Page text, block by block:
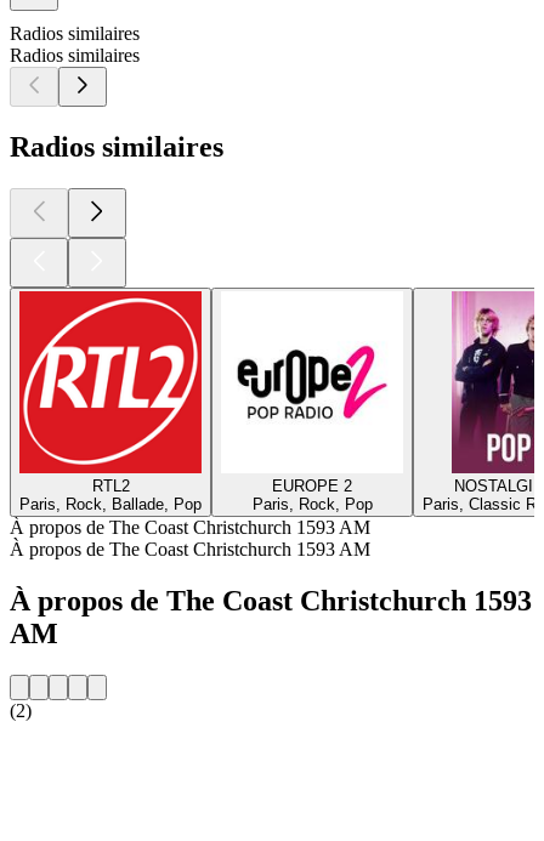
Radios similaires
Radios similaires
Radios similaires
RTL2
Paris, Rock, Ballade, Pop
EUROPE 2
Paris, Rock, Pop
Paris, Classic
À propos de The Coast Christchurch 1593 AM
À propos de The Coast Christchurch 1593 AM
À propos de The Coast Christchurch 1593
AM
(2)